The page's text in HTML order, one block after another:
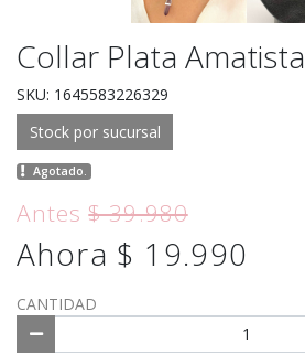
Collar Plata Amatista
SKU: 1645583226329
Stock por sucursal
Agotado.
Antes$ 39.980
Ahora $ 19.990
CANTIDAD